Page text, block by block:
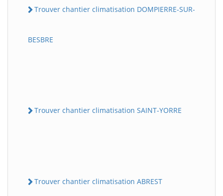
Trouver chantier climatisation DOMPIERRE-SUR-
BESBRE
Trouver chantier climatisation SAINT-YORRE
Trouver chantier climatisation ABREST